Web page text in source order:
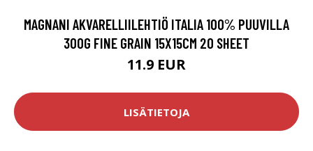
MAGNANI AKVARELLIILEHTIÖ ITALIA 100% PUUVILLA
300G FINE GRAIN 15X15CM 20 SHEET
11.9 EUR
LISÄTIETOJA